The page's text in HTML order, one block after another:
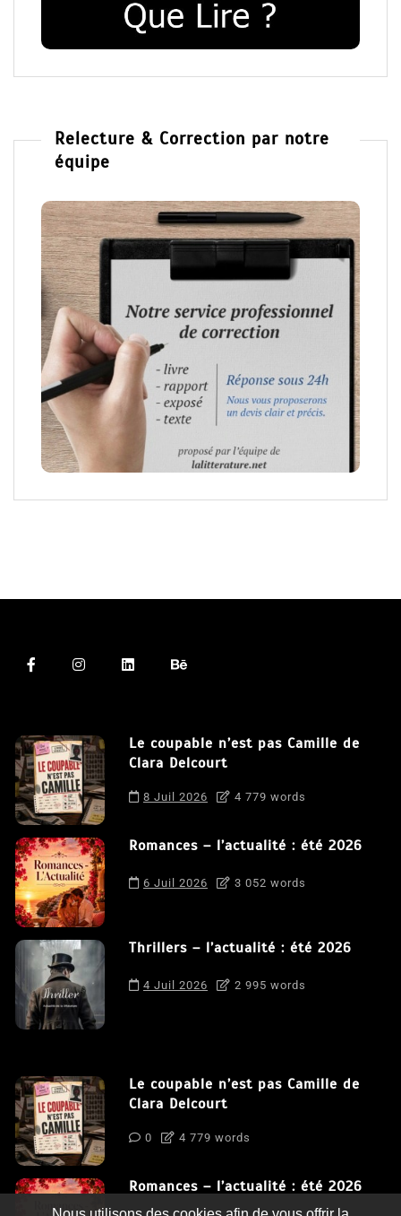
Relecture & Correction par notre
équipe
Le coupable n’est pas Camille de
Clara Delcourt
8 Juil 2026 4 779 words
Romances – l’actualité : été 2026
6 Juil 2026 3 052 words
Thrillers – l’actualité : été 2026
4 Juil 2026 2 995 words
Le coupable n’est pas Camille de
Clara Delcourt
0 4 779 words
Romances – l’actualité : été 2026